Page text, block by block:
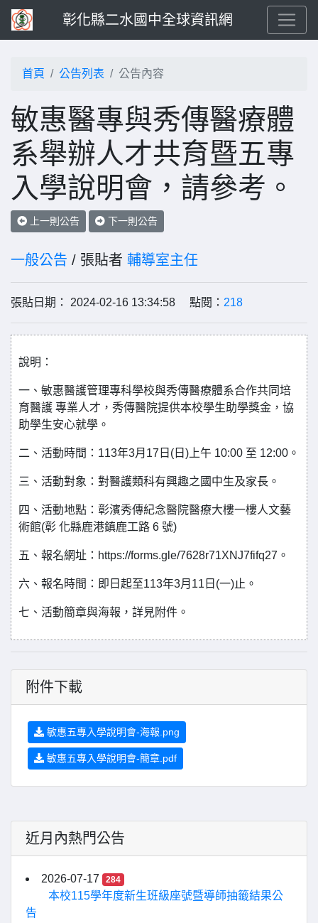
彰化縣二水國中全球資訊網
首頁 公告列表 公告內容
敏惠醫專與秀傳醫療體
系舉辦人才共育暨五專
入學說明會，請參考。
上一則公告 下一則公告
一般公告 / 張貼者 輔導室主任
張貼日期： 2024-02-16 13:34:58 點閱： 218
說明：
一、敏惠醫護管理專科學校與秀傳醫療體系合作共同培
育醫護 專業人才，秀傳醫院提供本校學生助學獎金，協
助學生安心就學。
二、活動時間：113年3月17日(日)上午 10:00 至 12:00。
三、活動對象：對醫護類科有興趣之國中生及家長。
四、活動地點：彰濱秀傳紀念醫院醫療大樓一樓人文藝
術館(彰 化縣鹿港鎮鹿工路 6 號)
五、報名網址：https://forms.gle/7628r71XNJ7fifq27。
六、報名時間：即日起至113年3月11日(一)止。
七、活動簡章與海報，詳見附件。
附件下載
敏惠五專入學說明會-海報.png
敏惠五專入學說明會-簡章.pdf
近月內熱門公告
2026-07-17 284
本校115學年度新生班級座號暨導師抽籤結果公
告